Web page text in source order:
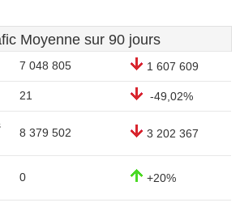
Moyenne sur 90 jours
7 048 805 1 607 609
21 -49,02%
8 379 502 3 202 367
0 +20%